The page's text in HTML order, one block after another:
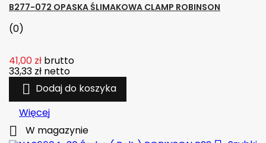
B277-072 OPASKA ŚLIMAKOWA CLAMP ROBINSON
(0)
41,00 zł brutto
33,33 zł netto
 Dodaj do koszyka
Więcej
 W magazynie